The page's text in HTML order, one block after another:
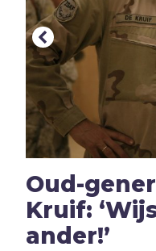
Hoop
I
Illusie
Inspiratie
Islam
Israël
J
Jezus
K
Kerk
Kerst
Keuzes
Oud-
Kruif:
ander!’